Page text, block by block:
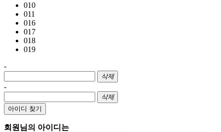
010
011
016
017
018
019
-
삭제
-
삭제
아이디 찾기
회원님의 아이디는